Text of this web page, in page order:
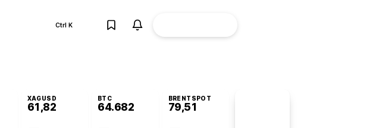
Ctrl K
XAGUSD
61,82
BTC
64.682
BRENTSPOT
79,51